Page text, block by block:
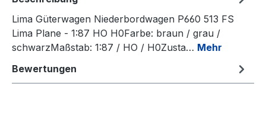
Lima Güterwagen Niederbordwagen P660 513 FS
Lima Plane - 1:87 HO H0Farbe: braun / grau /
schwarzMaßstab: 1:87 / HO / H0Zusta… Mehr
Bewertungen